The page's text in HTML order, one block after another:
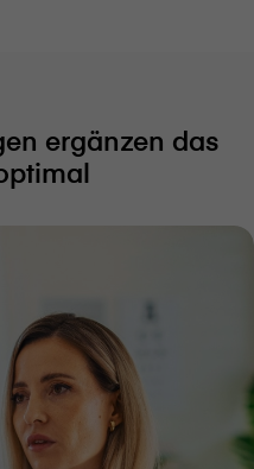
ergänzen das